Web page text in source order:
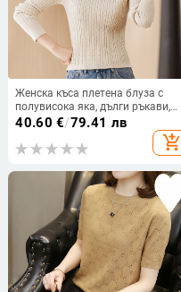
Женска къса плетена блуза с
полувисока яка, дълги ръкави,
едноцветна, ретро стил за есен и
40.60 €/79.41 лв
add_shopping_cart